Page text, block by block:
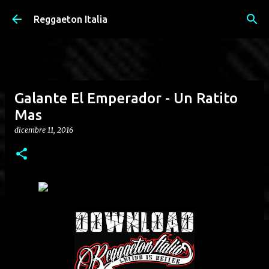
Passa ai contenuti principali
Reggaeton Italia
Galante El Emperador - Un Ratito
Mas
dicembre 11, 2016